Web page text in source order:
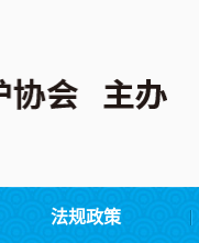
法规政策